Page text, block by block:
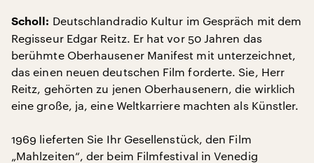
Scholl: Deutschlandradio Kultur im Gespräch mit dem
Regisseur Edgar Reitz. Er hat vor 50 Jahren das
berühmte Oberhausener Manifest mit unterzeichnet,
das einen neuen deutschen Film forderte. Sie, Herr
Reitz, gehörten zu jenen Oberhausenern, die wirklich
eine große, ja, eine Weltkarriere machten als Künstler.
1969 lieferten Sie Ihr Gesellenstück, den Film
„Mahlzeiten“, der beim Filmfestival in Venedig